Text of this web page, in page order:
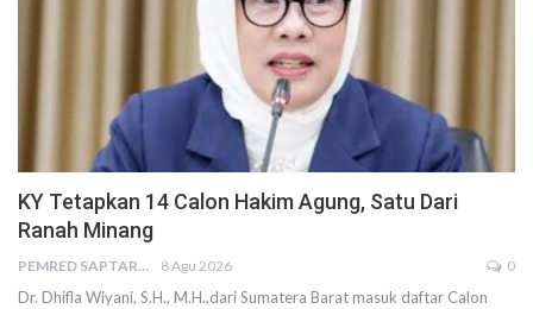
KY Tetapkan 14 Calon Hakim Agung, Satu Dari
Ranah Minang
PEMRED SAPTARIUS 8 Agu 2026 0
Dr. Dhifla Wiyani, S.H., M.H.,dari Sumatera Barat masuk daftar Calon